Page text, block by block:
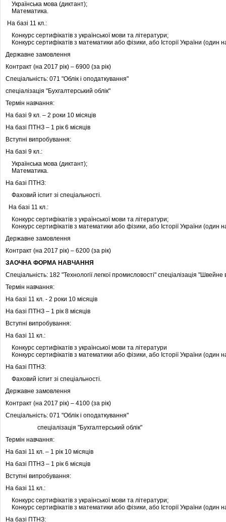
Українська мова (диктант);
Математика.
На базі 11 кл.:
Конкурс сертифікатів з української мови та літератури;
Конкурс сертифікатів з математики або фізики, або Історії України (один
Державне замовлення
Контракт (на 2017 рік) – 6900 (за рік)
Спеціальність: 071 "Облік і оподаткування"
спеціалізація "Бухгалтерський облік"
Термін навчання:
На базі 9 кл. – 2 роки 10 місяців
На базі ПТНЗ – 1 рік 6 місяців
Вступні випробування:
На базі 9 кл.:
Українська мова (диктант);
Математика.
На базі ПТНЗ:
Фаховий іспит зі спеціальності.
На базі 11 кл.:
Конкурс сертифікатів з української мови та літератури;
Конкурс сертифікатів з математики або фізики, або Історії України (один
Державне замовлення
Контракт (на 2017 рік) – 6200 (за рік)
ЗАОЧНА ФОРМА НАВЧАННЯ
Спеціальність: 182 "Технології легкої промисловості"
Термін навчання:
На базі 11 кл. - 2 роки 10 місяців
На базі ПТНЗ – 1 рік 8 місяців
Вступні випробування:
На базі 11 кл.:
Конкурс сертифікатів з української мови та літератури
Конкурс сертифікатів з математики або фізики, або Історії України (один
На базі ПТНЗ:
Фаховий іспит зі спеціальності.
Державне замовлення
Контракт (на 2017 рік) – 4100 (за рік)
Спеціальність: 071 "Облік і оподаткування"
спеціалізація "Бухгалтерський облік"
Термін навчання:
На базі 11 кл. – 1 рік 10 місяців
На базі ПТНЗ – 1 рік 6 місяців
Вступні випробування:
На базі 11 кл.:
Конкурс сертифікатів з української мови та літератури;
Конкурс сертифікатів з математики або фізики, або Історії України (один
На базі ПТНЗ: